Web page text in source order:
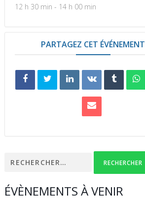
12 h 30 min - 14 h 00 min
PARTAGEZ CET ÉVÉNEMENT
ÉVÈNEMENTS À VENIR